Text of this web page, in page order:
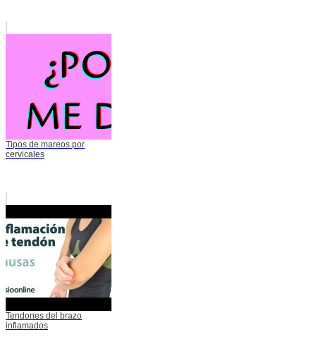
Tipos de mareos por
cervicales
Tendones del brazo
inflamados